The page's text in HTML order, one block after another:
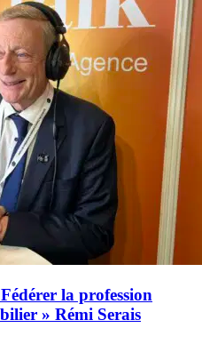
la profession
» Rémi Serais